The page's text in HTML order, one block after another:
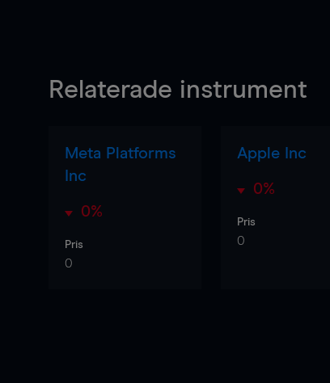
Relaterade instrument
Meta Platforms
Inc
0%
Pris
0
Apple Inc
0%
Pris
0